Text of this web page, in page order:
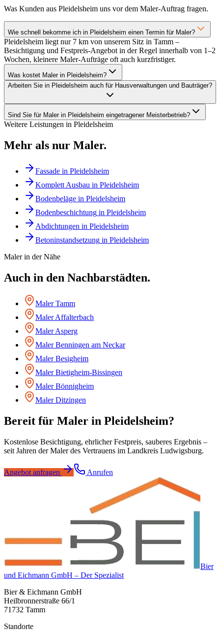
Was Kunden aus Pleidelsheim uns vor dem Maler-Auftrag fragen.
Wie schnell bekomme ich in Pleidelsheim einen Termin für Maler?
Pleidelsheim liegt nur 7 km von unserem Sitz in Tamm –
Besichtigung und Festpreis-Angebot in der Regel innerhalb von 1–2
Wochen, kleinere Maler-Aufträge oft auch kurzfristiger.
Was kostet Maler in Pleidelsheim?
Arbeiten Sie in Pleidelsheim auch für Hausverwaltungen und Bauträger?
Sind Sie für Maler in Pleidelsheim eingetragener Meisterbetrieb?
Weitere Leistungen in Pleidelsheim
Mehr als nur Maler.
Fassade in Pleidelsheim
Komplett Ausbau in Pleidelsheim
Bodenbeläge in Pleidelsheim
Bodenbeschichtung in Pleidelsheim
Abdichtungen in Pleidelsheim
Betoninstandsetzung in Pleidelsheim
Malerin der Nähe
Auch in den Nachbarstädten.
Maler Tamm
Maler Affalterbach
Maler Asperg
Maler Benningen am Neckar
Maler Besigheim
Maler Bietigheim-Bissingen
Maler Bönnigheim
Maler Ditzingen
Bereit für Maler in Pleidelsheim?
Kostenlose Besichtigung, ehrlicher Festpreis, sauberes Ergebnis –
seit Jahren der Maler des Vertrauens im Landkreis Ludwigsburg.
Angebot anfragen Anrufen
Bier
und Eichmann GmbH – Der Spezialist
Bier & Eichmann GmbH
Heilbronnerstraße 66/1
71732 Tamm
Standorte